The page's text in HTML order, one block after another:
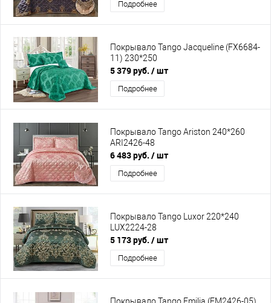
Подробнее
Покрывало Tango Jacqueline (FX6684-
11) 230*250
5 379 руб. / шт
Подробнее
Покрывало Tango Ariston 240*260
ARI2426-48
6 483 руб. / шт
Подробнее
Покрывало Tango Luxor 220*240
LUX2224-28
5 173 руб. / шт
Подробнее